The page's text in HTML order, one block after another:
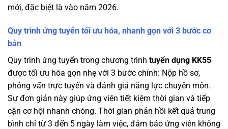
mới, đặc biệt là vào năm 2026.
Quy trình ứng tuyển tối ưu hóa, nhanh gọn với 3 bước cơ
bản
Quy trình ứng tuyển trong chương trình tuyển dụng KK55
được tối ưu hóa gọn nhẹ với 3 bước chính: Nộp hồ sơ,
phỏng vấn trực tuyến và đánh giá năng lực chuyên môn.
Sự đơn giản này giúp ứng viên tiết kiệm thời gian và tiếp
cận cơ hội nhanh chóng. Thời gian phản hồi kết quả trung
bình chỉ từ 3 đến 5 ngày làm việc, đảm bảo ứng viên không